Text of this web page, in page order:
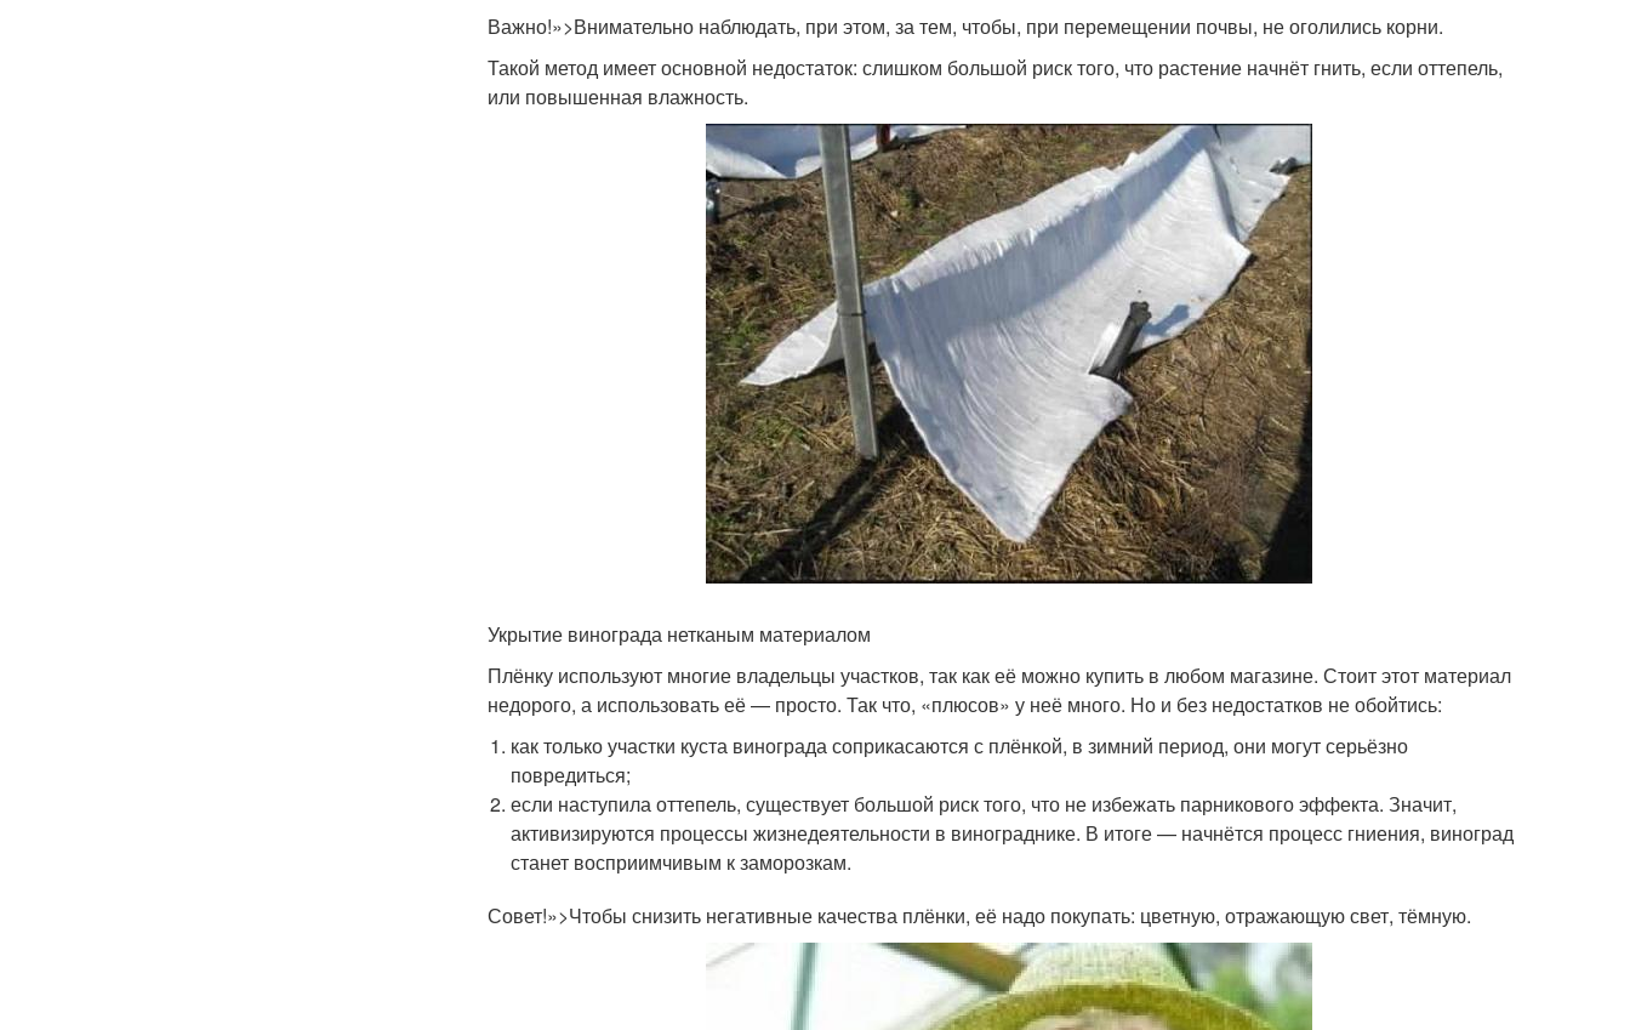
Важно!»>Внимательно наблюдать, при этом, за тем, чтобы, при перемещении почвы, не оголились корни.
Такой метод имеет основной недостаток: слишком большой риск того, что растение начнёт гнить, если оттепель,
или повышенная влажность.
Укрытие винограда нетканым материалом
Плёнку используют многие владельцы участков, так как её можно купить в любом магазине. Стоит этот материал
недорого, а использовать её — просто. Так что, «плюсов» у неё много. Но и без недостатков не обойтись:
как только участки куста винограда соприкасаются с плёнкой, в зимний период, они могут серьёзно
повредиться;
если наступила оттепель, существует большой риск того, что не избежать парникового эффекта. Значит,
активизируются процессы жизнедеятельности в винограднике. В итоге — начнётся процесс гниения, виноград
станет восприимчивым к заморозкам.
Совет!»>Чтобы снизить негативные качества плёнки, её надо покупать: цветную, отражающую свет, тёмную.